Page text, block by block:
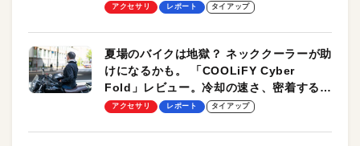
ーも
アクセサリ レポート タイアップ
夏場のバイクは地獄？ ネッククーラーが助
けになるかも。 「COOLiFY Cyber
Fold」レビュー。冷却の速さ、密着する冷
却プレート、シンプルな操作性がグッド！
アクセサリ レポート タイアップ